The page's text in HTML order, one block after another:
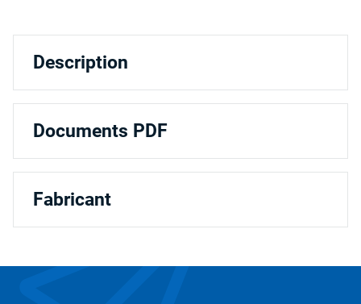
Description
Documents PDF
Fabricant